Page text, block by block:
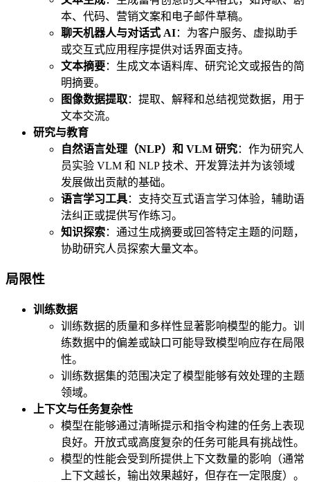
本、代码、营销文案和电子邮件草稿。
聊天机器人与对话式 AI：为客户服务、虚拟助手
或交互式应用程序提供对话界面支持。
文本摘要：生成文本语料库、研究论文或报告的简
明摘要。
图像数据提取：提取、解释和总结视觉数据，用于
文本交流。
研究与教育
自然语言处理（NLP）和 VLM 研究：作为研究人
员实验 VLM 和 NLP 技术、开发算法并为该领域
发展做出贡献的基础。
语言学习工具：支持交互式语言学习体验，辅助语
法纠正或提供写作练习。
知识探索：通过生成摘要或回答特定主题的问题，
协助研究人员探索大量文本。
局限性
训练数据
训练数据的质量和多样性显著影响模型的能力。训
练数据中的偏差或缺口可能导致模型响应存在局限
性。
训练数据集的范围决定了模型能够有效处理的主题
领域。
上下文与任务复杂性
模型在能够通过清晰提示和指令构建的任务上表现
良好。开放式或高度复杂的任务可能具有挑战性。
模型的性能会受到所提供上下文数量的影响（通常
上下文越长，输出效果越好，但存在一定限度）。